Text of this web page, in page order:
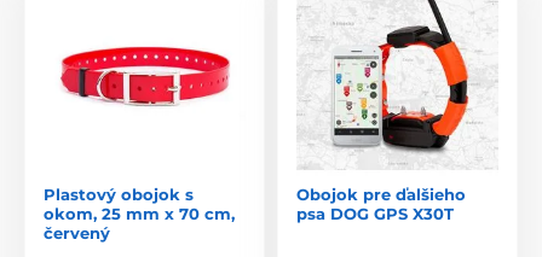
Plastový obojok s
okom, 25 mm x 70 cm,
červený
Obojok pre ďalšieho
psa DOG GPS X30T